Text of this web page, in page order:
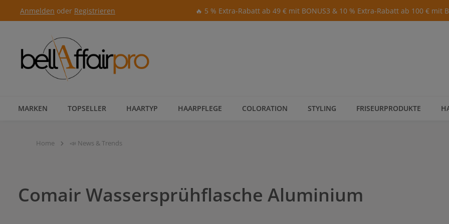
Hauptnavigation springen
Anmelden oder Registrieren 🔥 5 % Extra-Rabatt ab 49 € mit BONUS3 & 10 % Extra-Rabatt ab 100 € mit
MARKEN TOPSELLER HAARTYP HAARPFLEGE COLORATION STYLING FRISEURPRODUKTE
Home 📣 News & Trends
Comair Wassersprühflasche Aluminium